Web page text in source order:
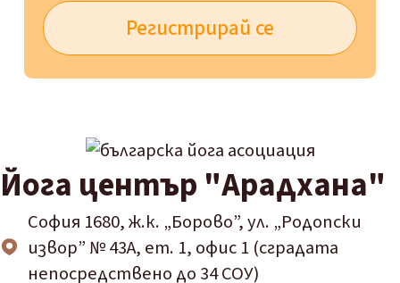
Регистрирай се
Йога център "Арадхана"
София 1680, ж.к. „Борово”, ул. „Родопски
извор” № 43А, ет. 1, офис 1 (сградата
непосредствено до 34 СОУ)